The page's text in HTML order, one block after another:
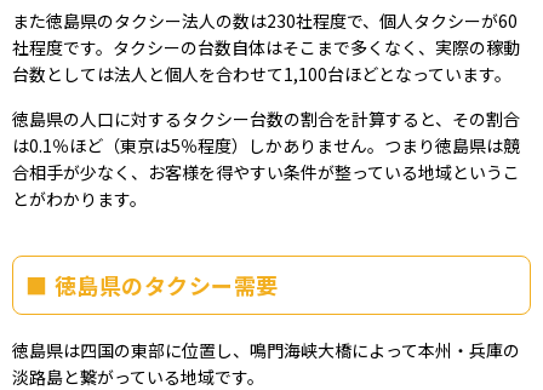
また徳島県のタクシー法人の数は230社程度で、個人タクシーが60
社程度です。タクシーの台数自体はそこまで多くなく、実際の稼動
台数としては法人と個人を合わせて1,100台ほどとなっています。
徳島県の人口に対するタクシー台数の割合を計算すると、その割合
は0.1％ほど（東京は5％程度）しかありません。つまり徳島県は競
合相手が少なく、お客様を得やすい条件が整っている地域というこ
とがわかります。
徳島県のタクシー需要
徳島県は四国の東部に位置し、鳴門海峡大橋によって本州・兵庫の
淡路島と繋がっている地域です。